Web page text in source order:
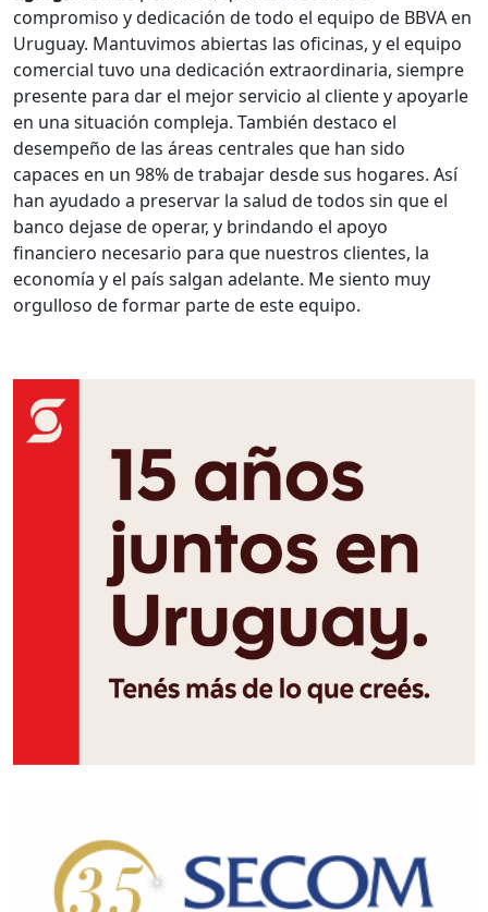
compromiso y dedicación de todo el equipo de BBVA en
Uruguay. Mantuvimos abiertas las oficinas, y el equipo
comercial tuvo una dedicación extraordinaria, siempre
presente para dar el mejor servicio al cliente y apoyarle
en una situación compleja. También destaco el
desempeño de las áreas centrales que han sido
capaces en un 98% de trabajar desde sus hogares. Así
han ayudado a preservar la salud de todos sin que el
banco dejase de operar, y brindando el apoyo
financiero necesario para que nuestros clientes, la
economía y el país salgan adelante. Me siento muy
orgulloso de formar parte de este equipo.